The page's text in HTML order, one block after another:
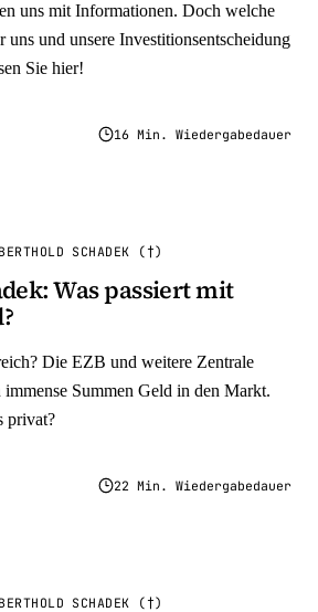
uns mit Informationen. Doch welche
und unsere Investitionsentscheidung
Sie hier!
16 Min. Wiedergabedauer
BERTHOLD SCHADEK (†)
Was passiert mit
Die EZB und weitere Zentrale
Summen Geld in den Markt.
privat?
22 Min. Wiedergabedauer
BERTHOLD SCHADEK (†)